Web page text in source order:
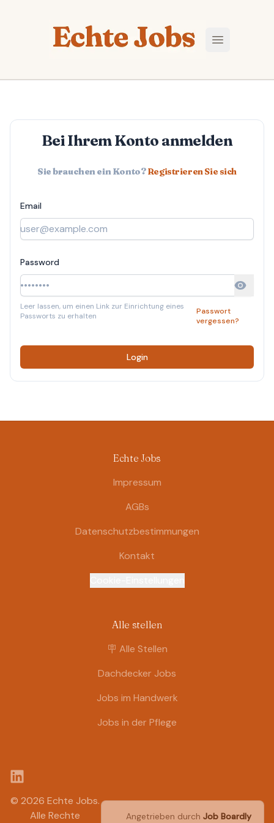
Echte Jobs
Hauptmenü
Bei Ihrem Konto anmelden
Sie brauchen ein Konto?Registrieren Sie sich
Email
Password
Leer lassen, um einen Link zur Einrichtung eines
Passworts zu erhalten
Passwort
vergessen?
Fußzeile
Echte Jobs
Impressum
AGBs
Datenschutzbestimmungen
Kontakt
Alle stellen
🪧 Alle Stellen
Dachdecker Jobs
Jobs im Handwerk
Jobs in der Pflege
LinkedIn
© 2026 Echte Jobs.
Alle Rechte
Angetrieben durch Job Boardly